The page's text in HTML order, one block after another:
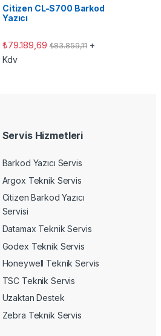
Citizen CL-S700 Barkod
Yazıcı
₺79.189,69 ₺83.859,11 +
Kdv
Servis Hizmetleri
Barkod Yazıcı Servis
Argox Teknik Servis
Citizen Barkod Yazıcı
Servisi
Datamax Teknik Servis
Godex Teknik Servis
Honeywell Teknik Servis
TSC Teknik Servis
Uzaktan Destek
Zebra Teknik Servis